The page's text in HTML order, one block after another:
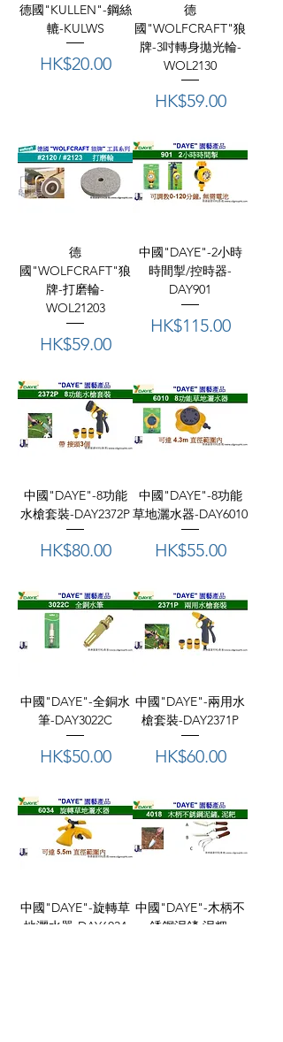
德國"KULLEN"-鋼絲
轆-KULWS
價格
HK$20.00
德
國"WOLFCRAFT"狼
牌-3吋轉身拋光輪-
WOL2130
價格
HK$59.00
德
國"WOLFCRAFT"狼
牌-打磨輪-
WOL21203
價格
HK$59.00
中國"DAYE"-2小時
時間掣/控時器-
DAY901
價格
HK$115.00
中國"DAYE"-8功能
水槍套裝-DAY2372P
價格
HK$80.00
中國"DAYE"-8功能
草地灑水器-DAY6010
價格
HK$55.00
中國"DAYE"-全銅水
筆-DAY3022C
價格
HK$50.00
中國"DAYE"-兩用水
槍套裝-DAY2371P
價格
HK$60.00
中國"DAYE"-旋轉草
地灑水器-DAY6034
中國"DAYE"-木柄不
銹鋼泥鏟,泥粑-